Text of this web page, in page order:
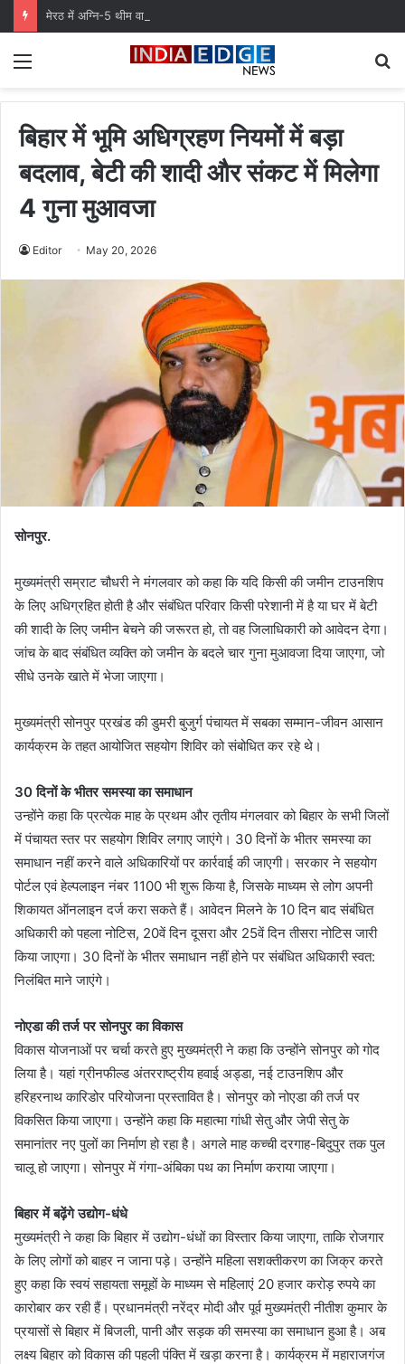
मेरठ में अग्नि-5 थीम वाली कांवड़ बनी आकर्षण, सेना के शौर्य को किया समर्पित
Menu
बिहार में भूमि अधिग्रहण नियमों में बड़ा
बदलाव, बेटी की शादी और संकट में मिलेगा
4 गुना मुआवजा
Editor May 20, 2026
सोनपुर.
मुख्यमंत्री सम्राट चौधरी ने मंगलवार को कहा कि यदि किसी की जमीन टाउनशिप
के लिए अधिग्रहित होती है और संबंधित परिवार किसी परेशानी में है या घर में बेटी
की शादी के लिए जमीन बेचने की जरूरत हो, तो वह जिलाधिकारी को आवेदन देगा।
जांच के बाद संबंधित व्यक्ति को जमीन के बदले चार गुना मुआवजा दिया जाएगा, जो
सीधे उनके खाते में भेजा जाएगा।
मुख्यमंत्री सोनपुर प्रखंड की डुमरी बुजुर्ग पंचायत में सबका सम्मान-जीवन आसान
कार्यक्रम के तहत आयोजित सहयोग शिविर को संबोधित कर रहे थे।
30 दिनों के भीतर समस्या का समाधान
उन्होंने कहा कि प्रत्येक माह के प्रथम और तृतीय मंगलवार को बिहार के सभी जिलों
में पंचायत स्तर पर सहयोग शिविर लगाए जाएंगे। 30 दिनों के भीतर समस्या का
समाधान नहीं करने वाले अधिकारियों पर कार्रवाई की जाएगी। सरकार ने सहयोग
पोर्टल एवं हेल्पलाइन नंबर 1100 भी शुरू किया है, जिसके माध्यम से लोग अपनी
शिकायत ऑनलाइन दर्ज करा सकते हैं। आवेदन मिलने के 10 दिन बाद संबंधित
अधिकारी को पहला नोटिस, 20वें दिन दूसरा और 25वें दिन तीसरा नोटिस जारी
किया जाएगा। 30 दिनों के भीतर समाधान नहीं होने पर संबंधित अधिकारी स्वत:
निलंबित माने जाएंगे।
नोएडा की तर्ज पर सोनपुर का विकास
विकास योजनाओं पर चर्चा करते हुए मुख्यमंत्री ने कहा कि उन्होंने सोनपुर को गोद
लिया है। यहां ग्रीनफील्ड अंतरराष्ट्रीय हवाई अड्डा, नई टाउनशिप और
हरिहरनाथ कारिडोर परियोजना प्रस्तावित है। सोनपुर को नोएडा की तर्ज पर
विकसित किया जाएगा। उन्होंने कहा कि महात्मा गांधी सेतु और जेपी सेतु के
समानांतर नए पुलों का निर्माण हो रहा है। अगले माह कच्ची दरगाह-बिदुपुर तक पुल
चालू हो जाएगा। सोनपुर में गंगा-अंबिका पथ का निर्माण कराया जाएगा।
बिहार में बढ़ेंगे उद्योग-धंधे
मुख्यमंत्री ने कहा कि बिहार में उद्योग-धंधों का विस्तार किया जाएगा, ताकि रोजगार
के लिए लोगों को बाहर न जाना पड़े। उन्होंने महिला सशक्तीकरण का जिक्र करते
हुए कहा कि स्वयं सहायता समूहों के माध्यम से महिलाएं 20 हजार करोड़ रुपये का
कारोबार कर रही हैं। प्रधानमंत्री नरेंद्र मोदी और पूर्व मुख्यमंत्री नीतीश कुमार के
प्रयासों से बिहार में बिजली, पानी और सड़क की समस्या का समाधान हुआ है। अब
लक्ष्य बिहार को विकास की पहली पंक्ति में खड़ा करना है। कार्यक्रम में महाराजगंज